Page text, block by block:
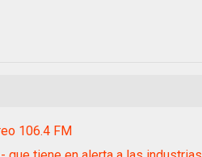
106.4 FM